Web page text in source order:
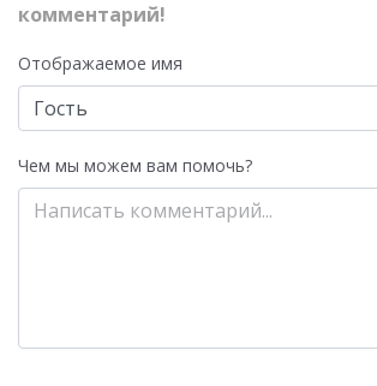
комментарий!
Отображаемое имя
Чем мы можем вам помочь?